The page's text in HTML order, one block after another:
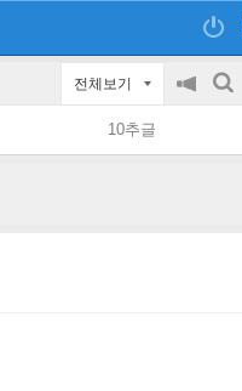
전체보기
공
on/off
검
10추글